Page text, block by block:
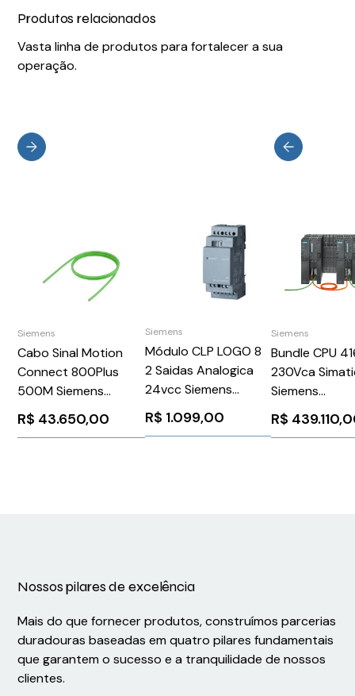
Produtos relacionados
Vasta linha de produtos para fortalecer a sua
operação.
Siemens
Cabo Sinal Motion
Connect 800Plus
500M Siemens
6FX80082DC006AA0
R$ 43.650,00
Siemens
Módulo CLP LOGO 8
2 Saidas Analogica
24vcc Siemens
6ED10551MM000BA2
R$ 1.099,00
Siemens
Bundle CPU
230Vca
Siemens
R$
Nossos pilares de excelência
Mais do que fornecer produtos, construímos parcerias
duradouras baseadas em quatro pilares fundamentais
que garantem o sucesso e a tranquilidade de nossos
clientes.